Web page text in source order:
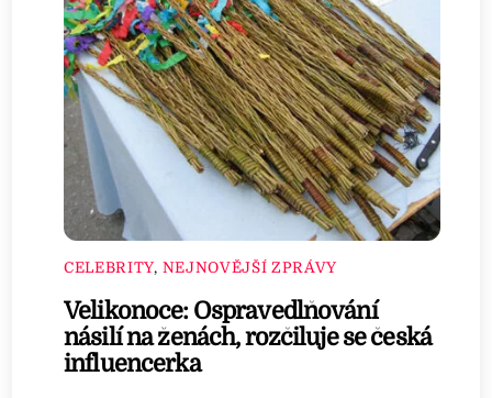
CELEBRITY, NEJNOVĚJŠÍ ZPRÁVY
Velikonoce: Ospravedlňování
násilí na ženách, rozčiluje se česká
influencerka